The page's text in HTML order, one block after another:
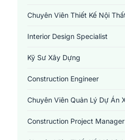
Chuyên Viên Thiết Kế Nội
Interior Design Specialist
Kỹ Sư Xây Dựng
Construction Engineer
Chuyên Viên Quản Lý Dự Án
Construction Project Manager